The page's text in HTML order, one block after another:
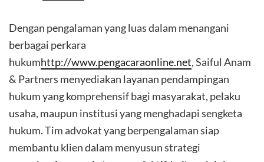
Dengan pengalaman yang luas dalam menangani
berbagai perkara
hukumhttp://www.pengacaraonline.net, Saiful Anam
& Partners menyediakan layanan pendampingan
hukum yang komprehensif bagi masyarakat, pelaku
usaha, maupun institusi yang menghadapi sengketa
hukum. Tim advokat yang berpengalaman siap
membantu klien dalam menyusun strategi